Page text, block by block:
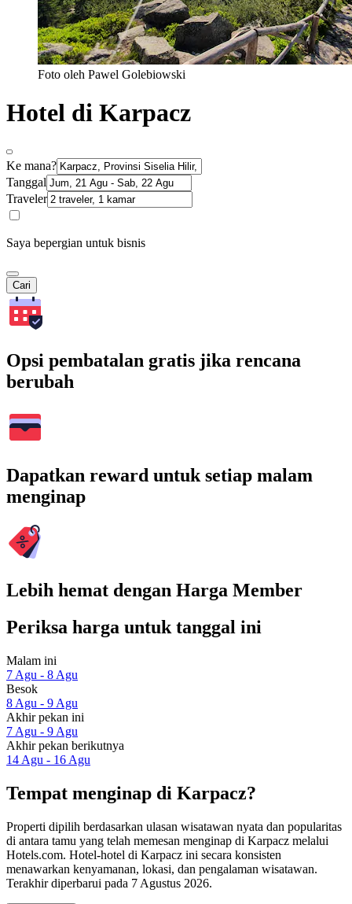
Foto oleh Pawel Golebiowski
Hotel di Karpacz
Ke mana?
Tanggal
Traveler
Saya bepergian untuk bisnis
Cari
Opsi pembatalan gratis jika rencana
berubah
Dapatkan reward untuk setiap malam
menginap
Lebih hemat dengan Harga Member
Periksa harga untuk tanggal ini
Malam ini
7 Agu - 8 Agu
Besok
8 Agu - 9 Agu
Akhir pekan ini
7 Agu - 9 Agu
Akhir pekan berikutnya
14 Agu - 16 Agu
Tempat menginap di Karpacz?
Properti dipilih berdasarkan ulasan wisatawan nyata dan popularitas
di antara tamu yang telah memesan menginap di Karpacz melalui
Hotels.com. Hotel-hotel di Karpacz ini secara konsisten
menawarkan kenyamanan, lokasi, dan pengalaman wisatawan.
Terakhir diperbarui pada 7 Agustus 2026.